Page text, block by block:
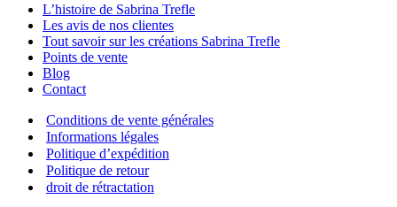
L’histoire de Sabrina Trefle
Les avis de nos clientes
Tout savoir sur les créations Sabrina Trefle
Points de vente
Blog
Contact
Conditions de vente générales
Informations légales
Politique d’expédition
Politique de retour
droit de rétractation